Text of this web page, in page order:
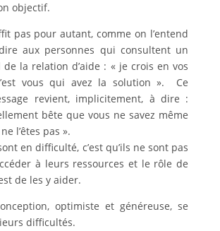
objectif.
pas pour autant, comme on l’entend
aux personnes qui consultent un
la relation d’aide : « je crois en vos
vous qui avez la solution ». Ce
revient, implicitement, à dire :
bête que vous ne savez même
l’êtes pas ».
en difficulté, c’est qu’ils ne sont pas
à leurs ressources et le rôle de
de les y aider.
optimiste et généreuse, se
difficultés.